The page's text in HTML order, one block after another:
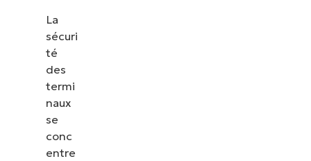
La
sécuri
té
des
termi
naux
se
conc
entre